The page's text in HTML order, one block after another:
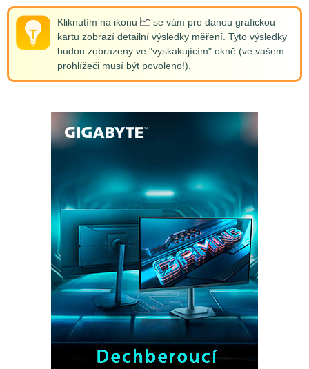
Kliknutím na ikonu
se vám pro danou grafickou
kartu zobrazí detailní výsledky měření. Tyto výsledky
budou zobrazeny ve "vyskakujícím" okně (ve vašem
prohlížeči musí být povoleno!).